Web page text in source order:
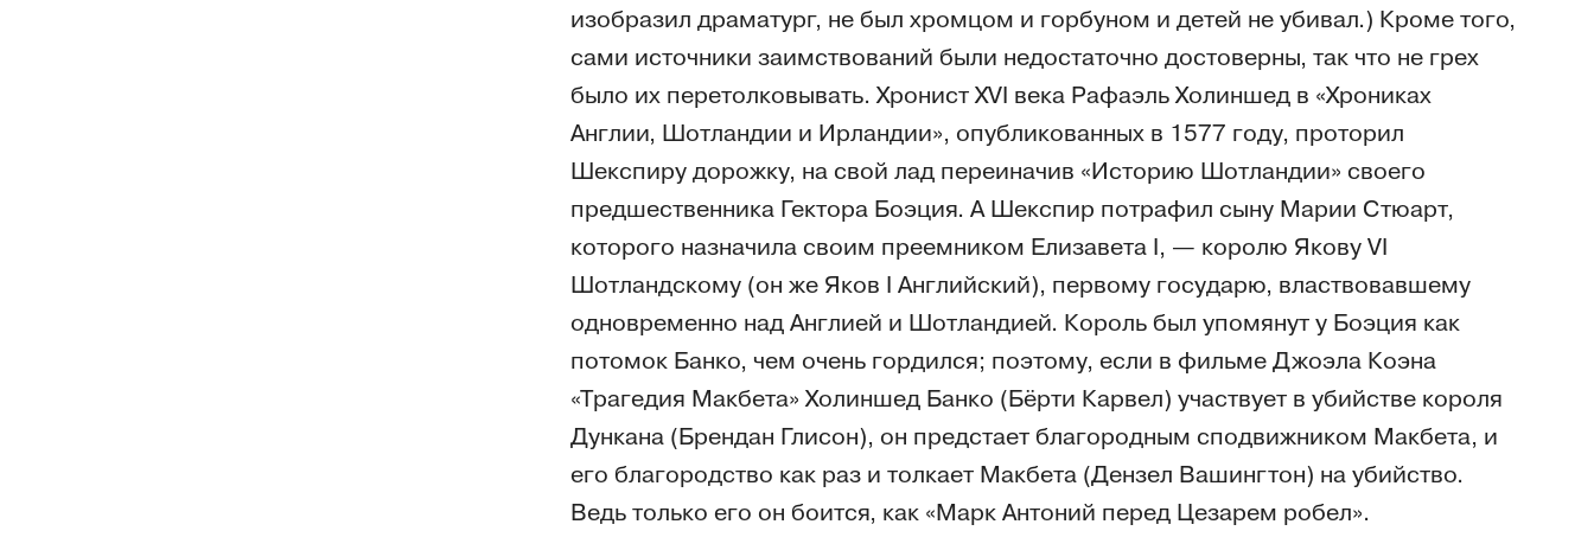
изобразил драматург, не был хромцом и горбуном и детей не убивал.) Кроме того,
сами источники заимствований были недостаточно достоверны, так что не грех
было их перетолковывать. Хронист XVI века Рафаэль Холиншед в «Хрониках
Англии, Шотландии и Ирландии», опубликованных в 1577 году, проторил
Шекспиру дорожку, на свой лад переиначив «Историю Шотландии» своего
предшественника Гектора Боэция. А Шекспир потрафил сыну Марии Стюарт,
которого назначила своим преемником Елизавета I, — королю Якову VI
Шотландскому (он же Яков I Английский), первому государю, властвовавшему
одновременно над Англией и Шотландией. Король был упомянут у Боэция как
потомок Банко, чем очень гордился; поэтому, если в фильме Джоэла Коэна
«Трагедия Макбета» Холиншед Банко (Бёрти Карвел) участвует в убийстве короля
Дункана (Брендан Глисон), он предстает благородным сподвижником Макбета, и
его благородство как раз и толкает Макбета (Дензел Вашингтон) на убийство.
Ведь только его он боится, как «Марк Антоний перед Цезарем робел».